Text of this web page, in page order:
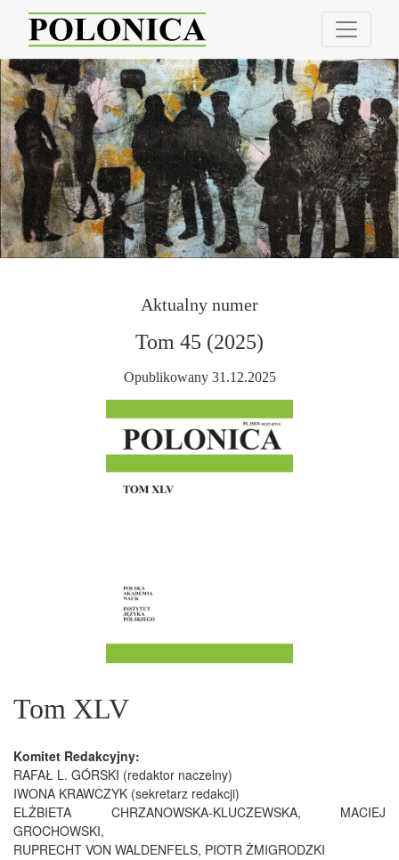
Polonica
Aktualny numer
Tom 45 (2025)
Opublikowany 31.12.2025
Tom XLV
Komitet Redakcyjny:
RAFAŁ L. GÓRSKI (redaktor naczelny)
IWONA KRAWCZYK (sekretarz redakcji)
ELŻBIETA CHRZANOWSKA-KLUCZEWSKA, MACIEJ
GROCHOWSKI,
RUPRECHT VON WALDENFELS, PIOTR ŻMIGRODZKI